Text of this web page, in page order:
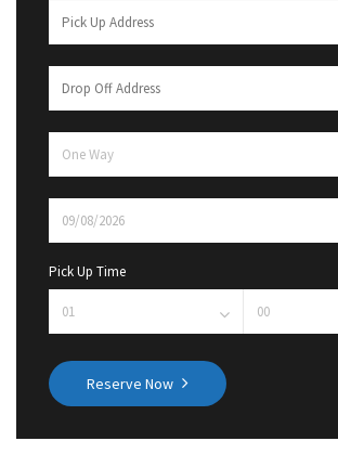
Pick Up Time
Reserve Now